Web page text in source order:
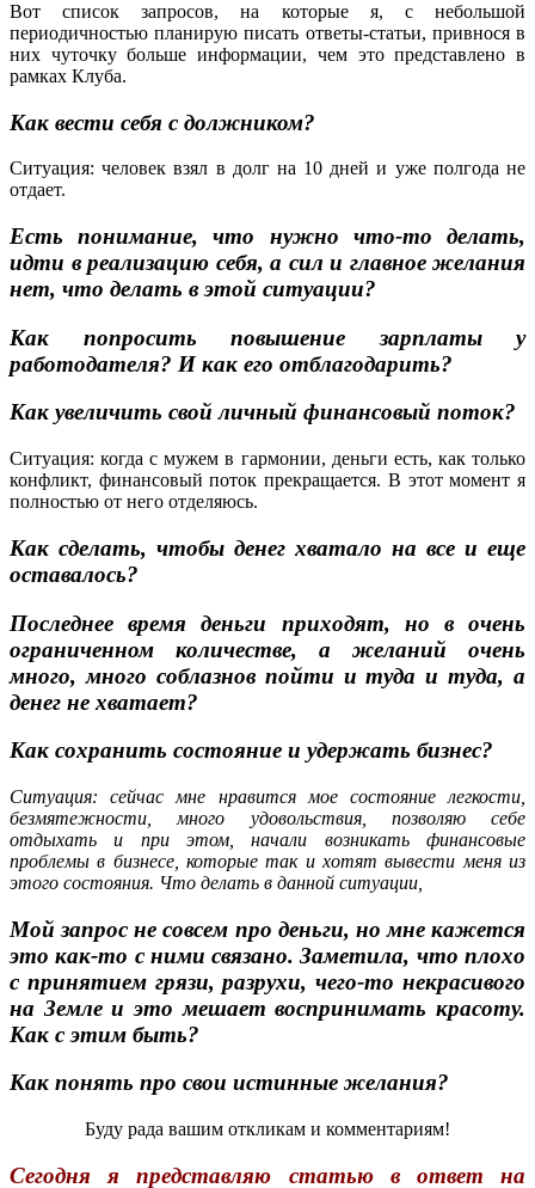
Вот список запросов, на которые я, с небольшой
периодичностью планирую писать ответы-статьи, привнося в
них чуточку больше информации, чем это представлено в
рамках Клуба.
Как вести себя с должником?
Ситуация: человек взял в долг на 10 дней и уже полгода не
отдает.
Есть понимание, что нужно что-то делать,
идти в реализацию себя, а сил и главное желания
нет, что делать в этой ситуации?
Как попросить повышение зарплаты у
работодателя? И как его отблагодарить?
Как увеличить свой личный финансовый поток?
Ситуация: когда с мужем в гармонии, деньги есть, как только
конфликт, финансовый поток прекращается. В этот момент я
полностью от него отделяюсь.
Как сделать, чтобы денег хватало на все и еще
оставалось?
Последнее время деньги приходят, но в очень
ограниченном количестве, а желаний очень
много, много соблазнов пойти и туда и туда, а
денег не хватает?
Как сохранить состояние и удержать бизнес?
Ситуация: сейчас мне нравится мое состояние легкости,
безмятежности, много удовольствия, позволяю себе
отдыхать и при этом, начали возникать финансовые
проблемы в бизнесе, которые так и хотят вывести меня из
этого состояния. Что делать в данной ситуации,
Мой запрос не совсем про деньги, но мне кажется
это как-то с ними связано. Заметила, что плохо
с принятием грязи, разрухи, чего-то некрасивого
на Земле и это мешает воспринимать красоту.
Как с этим быть?
Как понять про свои истинные желания?
Буду рада вашим откликам и комментариям!
Сегодня я представляю статью в ответ на